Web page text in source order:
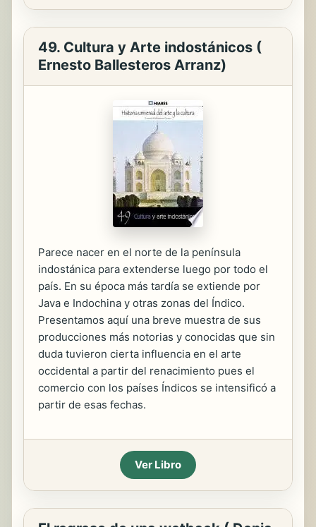
49. Cultura y Arte indostánicos (
Ernesto Ballesteros Arranz)
Parece nacer en el norte de la península
indostánica para extenderse luego por todo el
país. En su época más tardía se extiende por
Java e Indochina y otras zonas del Índico.
Presentamos aquí una breve muestra de sus
producciones más notorias y conocidas que sin
duda tuvieron cierta influencia en el arte
occidental a partir del renacimiento pues el
comercio con los países Índicos se intensificó a
partir de esas fechas.
Ver Libro